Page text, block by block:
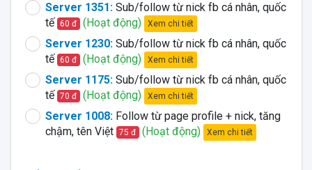
Server 1351:Sub/follow từ nick fb cá nhân, quốc
tế 60 đ (Hoạt động) Xem chi tiết
Server 1230:Sub/follow từ nick fb cá nhân, quốc
tế 60 đ (Hoạt động) Xem chi tiết
Server 1175:Sub/follow từ nick fb cá nhân, quốc
tế 70 đ (Hoạt động) Xem chi tiết
Server 1008:Follow từ page profile + nick, tăng
chậm, tên Việt 75 đ (Hoạt động) Xem chi tiết